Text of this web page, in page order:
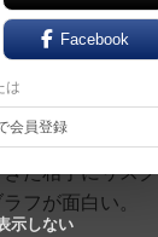
気に出られない
仕込んでいても
た相手にリス
フが面白い。
Facebook
は
会員登録
示しない